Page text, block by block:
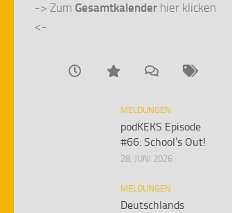
-> Zum Gesamtkalender hier klicken
<-
MELDUNGEN
podKEKS Episode
#66: School’s Out!
28. JUNI 2026
MELDUNGEN
Deutschlands